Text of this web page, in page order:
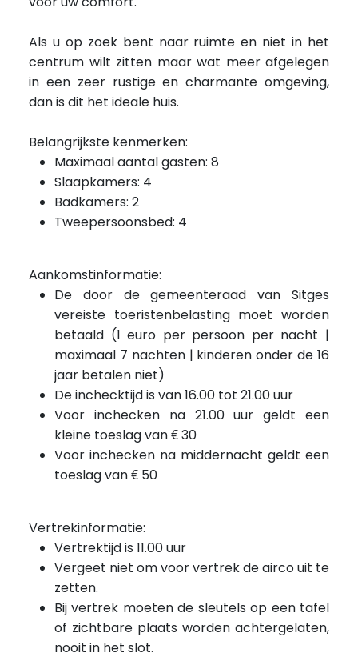
Als u op zoek bent naar ruimte en niet in het
centrum wilt zitten maar wat meer afgelegen
in een zeer rustige en charmante omgeving,
dan is dit het ideale huis.
Belangrijkste kenmerken:
Maximaal aantal gasten: 8
Slaapkamers: 4
Badkamers: 2
Tweepersoonsbed: 4
Aankomstinformatie:
De door de gemeenteraad van Sitges
vereiste toeristenbelasting moet worden
betaald (1 euro per persoon per nacht |
maximaal 7 nachten | kinderen onder de 16
jaar betalen niet)
De inchecktijd is van 16.00 tot 21.00 uur
Voor inchecken na 21.00 uur geldt een
kleine toeslag van € 30
Voor inchecken na middernacht geldt een
toeslag van € 50
Vertrekinformatie:
Vertrektijd is 11.00 uur
Vergeet niet om voor vertrek de airco uit te
zetten.
Bij vertrek moeten de sleutels op een tafel
of zichtbare plaats worden achtergelaten,
nooit in het slot.